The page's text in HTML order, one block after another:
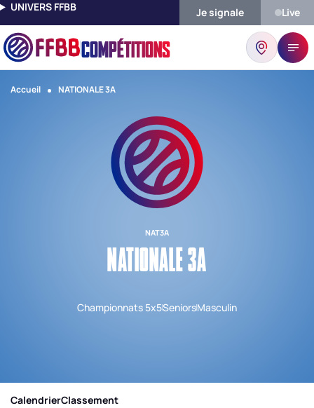
UNIVERS FFBB Je signale Live
COMPÉTITIONS
Accueil NATIONALE 3A
NAT3A
NATIONALE 3A
Championnats 5x5SeniorsMasculin
CalendrierClassement